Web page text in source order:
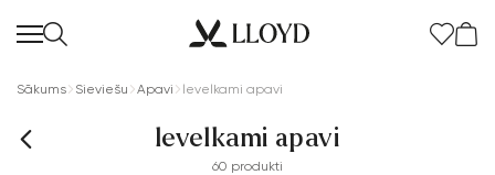
Sākums Sieviešu Apavi levelkami apavi
levelkami apavi
60 produkti